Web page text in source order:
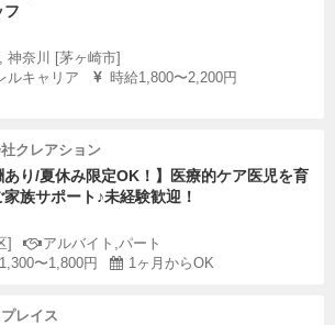
フ
神奈川 [茅ヶ崎市]
ルキャリア
時給1,800〜2,200円
クレアション
あり/夏休み限定OK！】医療的ケア医児を育
族サポート♪未経験歓迎！
]
アルバイト,パート
〜1,800円
1ヶ月からOK
レイス